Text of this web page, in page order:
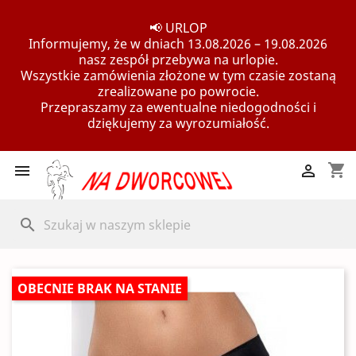
📢 URLOP
Informujemy, że w dniach 13.08.2026 – 19.08.2026
nasz zespół przebywa na urlopie.
Wszystkie zamówienia złożone w tym czasie zostaną
zrealizowane po powrocie.
Przepraszamy za ewentualne niedogodności i
dziękujemy za wyrozumiałość.
 shopping_cart

search
OBECNIE BRAK NA STANIE